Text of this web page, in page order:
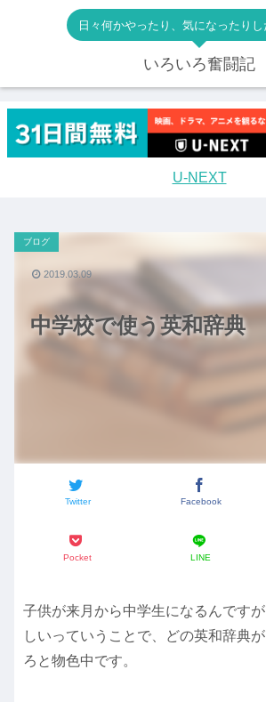
日々何かやったり、気になったり
いろいろ奮闘記
U-NEXT
中学校で使う英和辞典
ブログ
Twitter Facebook
Pocket LINE
2019.03.09
子供が来月から中学生になるんです
しいっていうことで、どの英和辞典
ろと物色中です。